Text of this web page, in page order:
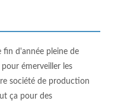
fin d'année pleine de
émerveiller les
société de production
ça pour des